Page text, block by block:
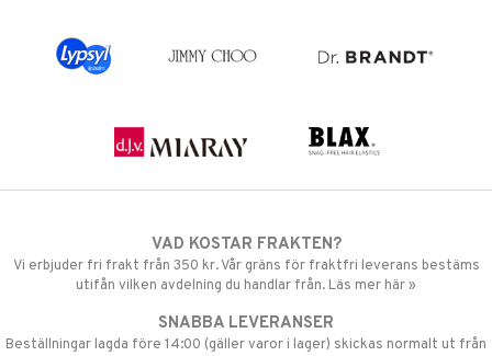
VAD KOSTAR FRAKTEN?
Vi erbjuder fri frakt från 350 kr. Vår gräns för fraktfri leverans bestäms
utifån vilken avdelning du handlar från. Läs mer här »
SNABBA LEVERANSER
Beställningar lagda före 14:00 (gäller varor i lager) skickas normalt ut från